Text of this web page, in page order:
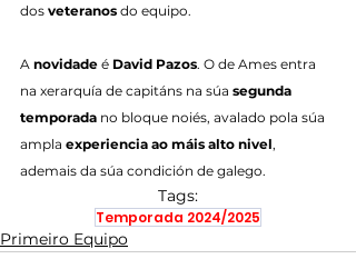
dos veteranos do equipo.
A novidade é David Pazos. O de Ames entra
na xerarquía de capitáns na súa segunda
temporada no bloque noiés, avalado pola súa
ampla experiencia ao máis alto nivel,
ademais da súa condición de galego.
Tags:
Temporada 2024/2025
Primeiro Equipo